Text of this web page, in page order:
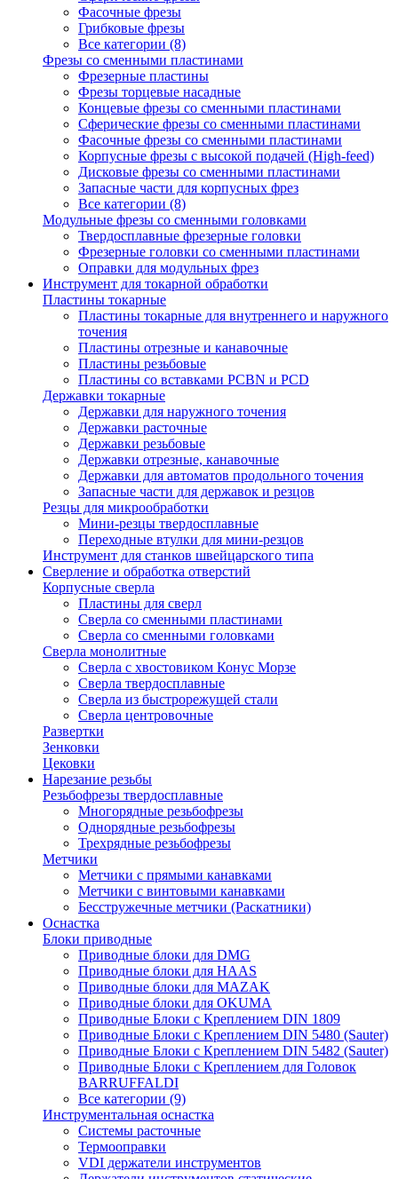
Фасочные фрезы
Грибковые фрезы
Все категории (8)
Фрезы со сменными пластинами
Фрезерные пластины
Фрезы торцевые насадные
Концевые фрезы со сменными пластинами
Сферические фрезы со сменными пластинами
Фасочные фрезы со сменными пластинами
Корпусные фрезы с высокой подачей (High-feed)
Дисковые фрезы со сменными пластинами
Запасные части для корпусных фрез
Все категории (8)
Модульные фрезы со сменными головками
Твердосплавные фрезерные головки
Фрезерные головки со сменными пластинами
Оправки для модульных фрез
Инструмент для токарной обработки
Пластины токарные
Пластины токарные для внутреннего и наружного
точения
Пластины отрезные и канавочные
Пластины резьбовые
Пластины со вставками PCBN и PCD
Державки токарные
Державки для наружного точения
Державки расточные
Державки резьбовые
Державки отрезные, канавочные
Державки для автоматов продольного точения
Запасные части для державок и резцов
Резцы для микрообработки
Мини-резцы твердосплавные
Переходные втулки для мини-резцов
Инструмент для станков швейцарского типа
Сверление и обработка отверстий
Корпусные сверла
Пластины для сверл
Сверла со сменными пластинами
Сверла со сменными головками
Сверла монолитные
Сверла с хвостовиком Конус Морзе
Сверла твердосплавные
Сверла из быстрорежущей стали
Сверла центровочные
Развертки
Зенковки
Цековки
Нарезание резьбы
Резьбофрезы твердосплавные
Многорядные резьбофрезы
Однорядные резьбофрезы
Трехрядные резьбофрезы
Метчики
Метчики с прямыми канавками
Метчики с винтовыми канавками
Бесстружечные метчики (Раскатники)
Оснастка
Блоки приводные
Приводные блоки для DMG
Приводные блоки для HAAS
Приводные блоки для MAZAK
Приводные блоки для OKUMA
Приводные Блоки с Креплением DIN 1809
Приводные Блоки с Креплением DIN 5480 (Sauter)
Приводные Блоки с Креплением DIN 5482 (Sauter)
Приводные Блоки с Креплением для Головок
BARRUFFALDI
Все категории (9)
Инструментальная оснастка
Системы расточные
Термооправки
VDI держатели инструментов